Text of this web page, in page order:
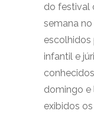
do festival
semana
escolhidos
infantil e
domingo e
exibidos